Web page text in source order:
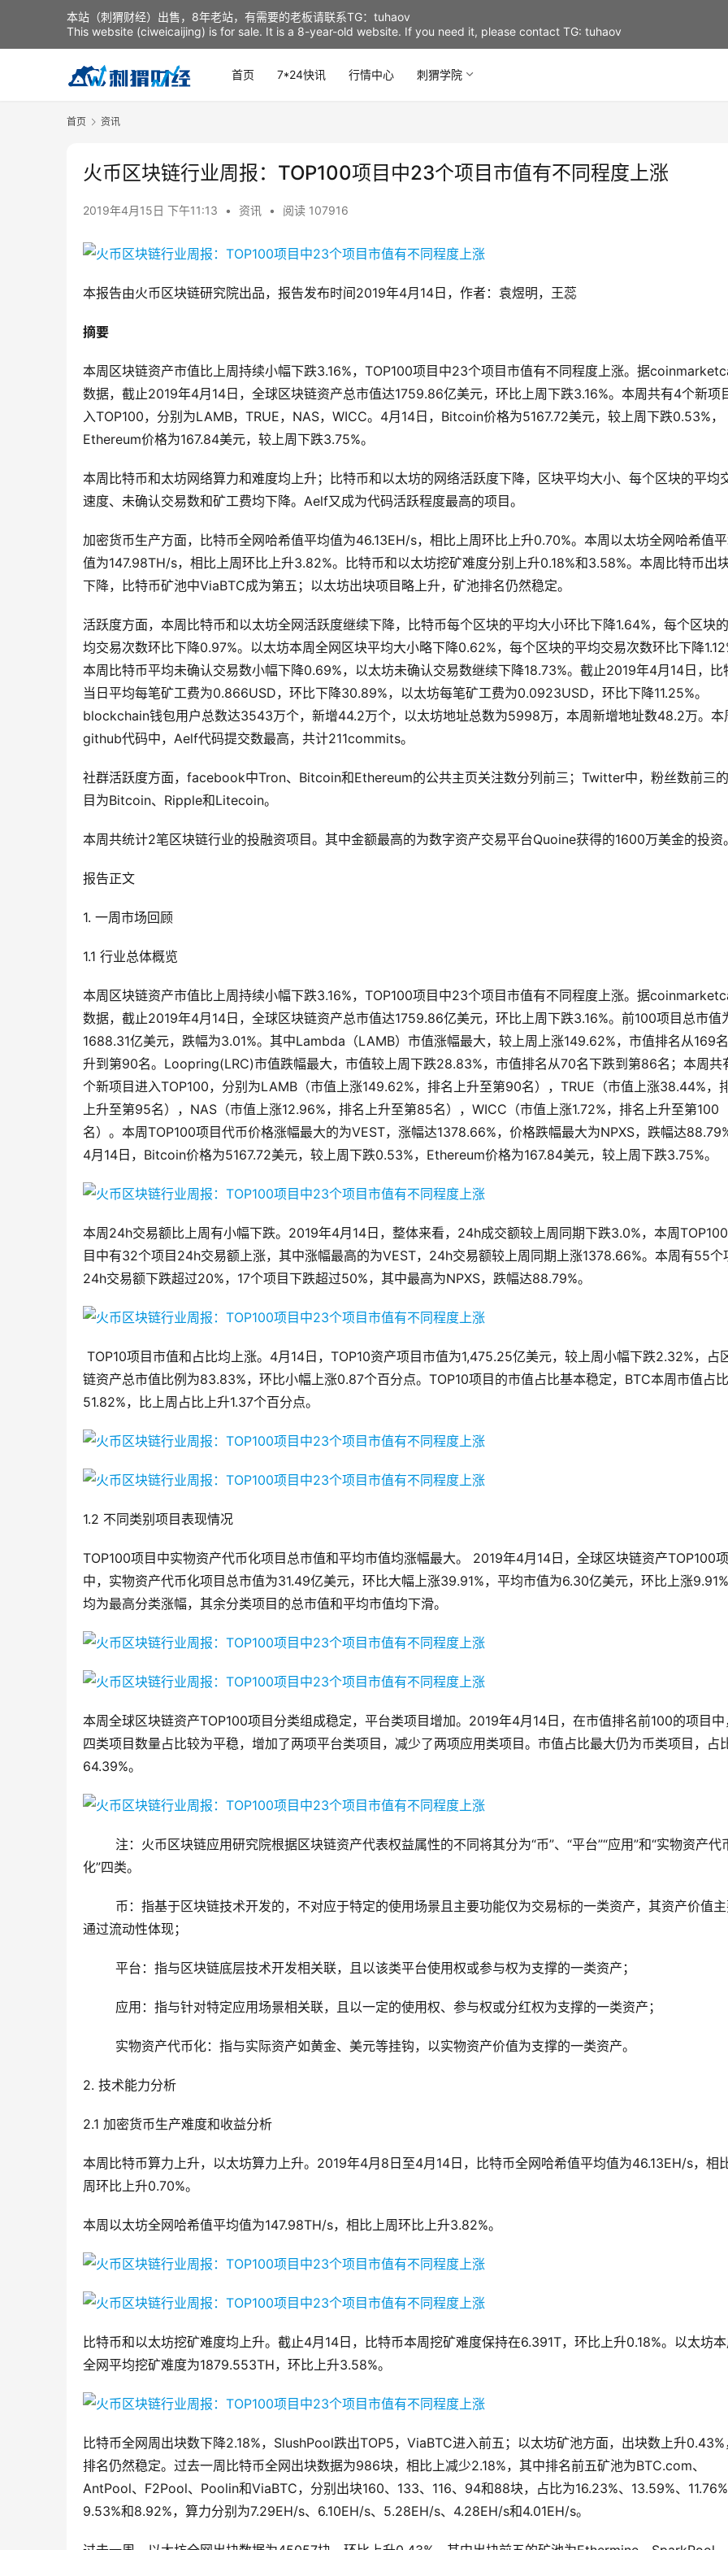
首页 7*24快讯 行情中心 刺猬学院
首页 资讯
火币区块链行业周报：TOP100项目中23个项目市值有不同程度上涨
2019年4月15日 下午11:13 • 资讯 • 阅读 107916
本报告由火币区块链研究院出品，报告发布时间2019年4月14日，作者：袁煜明，王蕊
摘要
本周区块链资产市值比上周持续小幅下跌3.16%，TOP100项目中23个项目市值有不同程度上涨。据
数据，截止2019年4月14日，全球区块链资产总市值达1759.86亿美元，环比上周下跌3.16%。本周共有4个新项
入TOP100，分别为LAMB，TRUE，NAS，WICC。4月14日，Bitcoin价格为5167.72美元，较上周下跌0.53%，
Ethereum价格为167.84美元，较上周下跌3.75%。
本周比特币和太坊网络算力和难度均上升；比特币和以太坊的网络活跃度下降，区块平均大小、每个区块的平均
速度、未确认交易数和矿工费均下降。Aelf又成为代码活跃程度最高的项目。
加密货币生产方面，比特币全网哈希值平均值为46.13EH/s，相比上周环比上升0.70%。本周以太坊全网哈希值
值为147.98TH/s，相比上周环比上升3.82%。比特币和以太坊挖矿难度分别上升0.18%和3.58%。本周比特币出
下降，比特币矿池中ViaBTC成为第五；以太坊出块项目略上升，矿池排名仍然稳定。
活跃度方面，本周比特币和以太坊全网活跃度继续下降，比特币每个区块的平均大小环比下降1.64%，每个区块
均交易次数环比下降0.97%。以太坊本周全网区块平均大小略下降0.62%，每个区块的平均交易次数环比下降
本周比特币平均未确认交易数小幅下降0.69%，以太坊未确认交易数继续下降18.73%。截止2019年4月14日，比
当日平均每笔矿工费为0.866USD，环比下降30.89%，以太坊每笔矿工费为0.0923USD，环比下降11.25%。
blockchain钱包用户总数达3543万个，新增44.2万个，以太坊地址总数为5998万，本周新增地址数48.2万。本
github代码中，Aelf代码提交数最高，共计211commits。
社群活跃度方面，facebook中Tron、Bitcoin和Ethereum的公共主页关注数分列前三；Twitter中，粉丝数前三
目为Bitcoin、Ripple和Litecoin。
本周共统计2笔区块链行业的投融资项目。其中金额最高的为数字资产交易平台Quoine获得的1600万美金的投资。
报告正文
1. 一周市场回顾
1.1 行业总体概览
本周区块链资产市值比上周持续小幅下跌3.16%，TOP100项目中23个项目市值有不同程度上涨。据
数据，截止2019年4月14日，全球区块链资产总市值达1759.86亿美元，环比上周下跌3.16%。前100项目总市值
1688.31亿美元，跌幅为3.01%。其中Lambda（LAMB）市值涨幅最大，较上周上涨149.62%，市值排名从169
升到第90名。Loopring(LRC)市值跌幅最大，市值较上周下跌28.83%，市值排名从70名下跌到第86名；本周共
个新项目进入TOP100，分别为LAMB（市值上涨149.62%，排名上升至第90名），TRUE（市值上涨38.44%，
上升至第95名），NAS（市值上涨12.96%，排名上升至第85名），WICC（市值上涨1.72%，排名上升至第100
名）。本周TOP100项目代币价格涨幅最大的为VEST，涨幅达1378.66%，价格跌幅最大为NPXS，跌幅达88.79%
4月14日，Bitcoin价格为5167.72美元，较上周下跌0.53%，Ethereum价格为167.84美元，较上周下跌3.75%。
本周24h交易额比上周有小幅下跌。2019年4月14日，整体来看，24h成交额较上周同期下跌3.0%，本周
目中有32个项目24h交易额上涨，其中涨幅最高的为VEST，24h交易额较上周同期上涨1378.66%。本周有55个
24h交易额下跌超过20%，17个项目下跌超过50%，其中最高为NPXS，跌幅达88.79%。
TOP10项目市值和占比均上涨。4月14日，TOP10资产项目市值为1,475.25亿美元，较上周小幅下跌2.32%，占
链资产总市值比例为83.83%，环比小幅上涨0.87个百分点。TOP10项目的市值占比基本稳定，BTC本周市值占比
51.82%，比上周占比上升1.37个百分点。
1.2 不同类别项目表现情况
TOP100项目中实物资产代币化项目总市值和平均市值均涨幅最大。 2019年4月14日，全球区块链资产TOP100
中，实物资产代币化项目总市值为31.49亿美元，环比大幅上涨39.91%，平均市值为6.30亿美元，环比上涨9.91%
均为最高分类涨幅，其余分类项目的总市值和平均市值均下滑。
本周全球区块链资产TOP100项目分类组成稳定，平台类项目增加。2019年4月14日，在市值排名前100的项目中
四类项目数量占比较为平稳，增加了两项平台类项目，减少了两项应用类项目。市值占比最大仍为币类项目，占
64.39%。
注：火币区块链应用研究院根据区块链资产代表权益属性的不同将其分为“币”、“平台”“应用”和“实物资产代
化”四类。
币：指基于区块链技术开发的，不对应于特定的使用场景且主要功能仅为交易标的一类资产，其资产价值
通过流动性体现；
平台：指与区块链底层技术开发相关联，且以该类平台使用权或参与权为支撑的一类资产；
应用：指与针对特定应用场景相关联，且以一定的使用权、参与权或分红权为支撑的一类资产；
实物资产代币化：指与实际资产如黄金、美元等挂钩，以实物资产价值为支撑的一类资产。
2. 技术能力分析
2.1 加密货币生产难度和收益分析
本周比特币算力上升，以太坊算力上升。2019年4月8日至4月14日，比特币全网哈希值平均值为46.13EH/s，相
周环比上升0.70%。
本周以太坊全网哈希值平均值为147.98TH/s，相比上周环比上升3.82%。
比特币和以太坊挖矿难度均上升。截止4月14日，比特币本周挖矿难度保持在6.391T，环比上升0.18%。以太坊本
全网平均挖矿难度为1879.553TH，环比上升3.58%。
比特币全网周出块数下降2.18%，SlushPool跌出TOP5，ViaBTC进入前五；以太坊矿池方面，出块数上升0.43%
排名仍然稳定。过去一周比特币全网出块数据为986块，相比上减少2.18%，其中排名前五矿池为BTC.com、
AntPool、F2Pool、Poolin和ViaBTC，分别出块160、133、116、94和88块，占比为16.23%、13.59%、11.76%
9.53%和8.92%，算力分别为7.29EH/s、6.10EH/s、5.28EH/s、4.28EH/s和4.01EH/s。
本站（刺猬财经）出售，8年老站，有需要的老板请联系TG：tuhaov
This website (ciweicaijing) is for sale. It is a 8-year-old website. If you need it, please contact TG: tuhaov